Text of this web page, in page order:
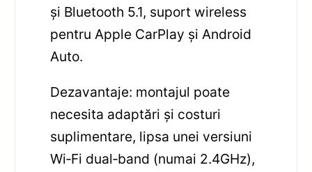
și Bluetooth 5.1, suport wireless
pentru Apple CarPlay și Android
Auto.
Dezavantaje: montajul poate
necesita adaptări și costuri
suplimentare, lipsa unei versiuni
Wi‑Fi dual‑band (numai 2.4GHz),